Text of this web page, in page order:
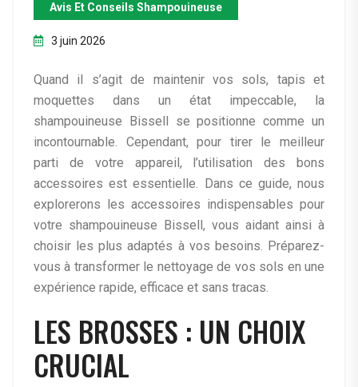
Avis Et Conseils Shampouineuse
3 juin 2026
Quand il s’agit de maintenir vos sols, tapis et
moquettes dans un état impeccable, la
shampouineuse Bissell se positionne comme un
incontournable. Cependant, pour tirer le meilleur
parti de votre appareil, l’utilisation des bons
accessoires est essentielle. Dans ce guide, nous
explorerons les accessoires indispensables pour
votre shampouineuse Bissell, vous aidant ainsi à
choisir les plus adaptés à vos besoins. Préparez-
vous à transformer le nettoyage de vos sols en une
expérience rapide, efficace et sans tracas.
LES BROSSES : UN CHOIX
CRUCIAL